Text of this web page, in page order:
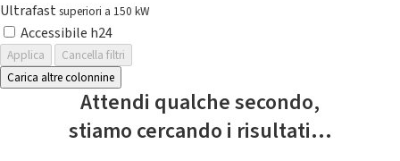
Ultrafast superiori a 150 kW
Accessibile h24
Applica
Cancella filtri
Carica altre colonnine
Attendi qualche secondo,
stiamo cercando i risultati...